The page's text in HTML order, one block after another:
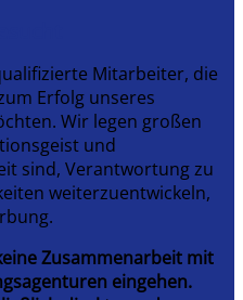
Mitarbeiter, die
Erfolg unseres
Wir legen großen
und
sind, Verantwortung zu
weiterzuentwickeln,
Zusammenarbeit mit
eingehen.